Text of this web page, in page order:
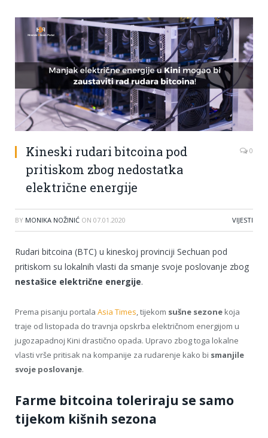
Kineski rudari bitcoina pod
pritiskom zbog nedostatka
električne energije
0
BY MONIKA NOŽINIĆ ON 07.01.2020 VIJESTI
Rudari bitcoina (BTC) u kineskoj provinciji Sechuan pod
pritiskom su lokalnih vlasti da smanje svoje poslovanje zbog
nestašice električne energije.
Prema pisanju portala Asia Times, tijekom sušne sezone koja
traje od listopada do travnja opskrba električnom energijom u
jugozapadnoj Kini drastično opada. Upravo zbog toga lokalne
vlasti vrše pritisak na kompanije za rudarenje kako bi smanjile
svoje poslovanje.
Farme bitcoina toleriraju se samo
tijekom kišnih sezona